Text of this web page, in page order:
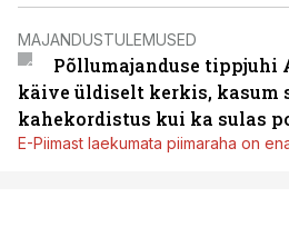
MAJANDUSTULEMUSED
Põllumajanduse tippjuhi
käive üldiselt kerkis, kasum
kahekordistus kui ka sulas
E-Piimast laekumata piimaraha on